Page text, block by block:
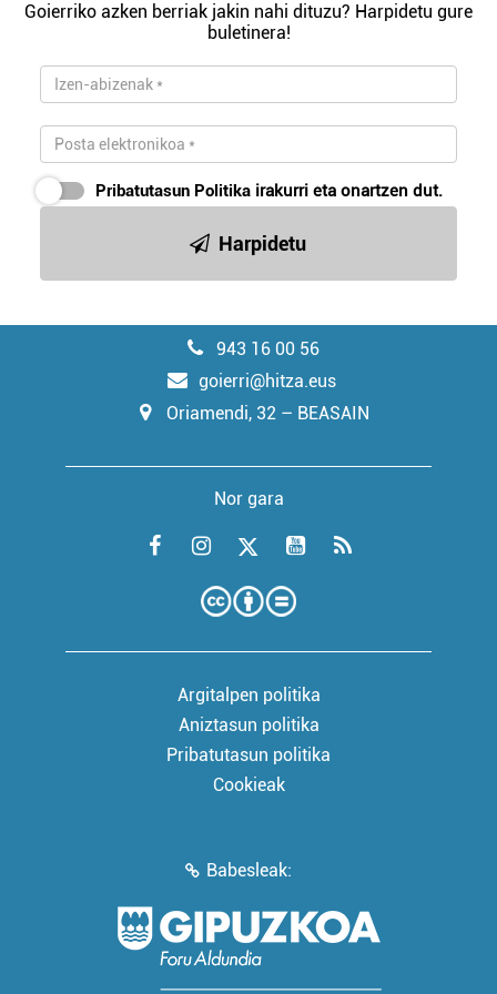
Goierriko azken berriak jakin nahi dituzu? Harpidetu gure
buletinera!
Pribatutasun Politika irakurri eta onartzen dut.
Harpidetu
943 16 00 56
goierri@hitza.eus
Oriamendi, 32 – BEASAIN
Nor gara
Argitalpen politika
Aniztasun politika
Pribatutasun politika
Cookieak
Babesleak: